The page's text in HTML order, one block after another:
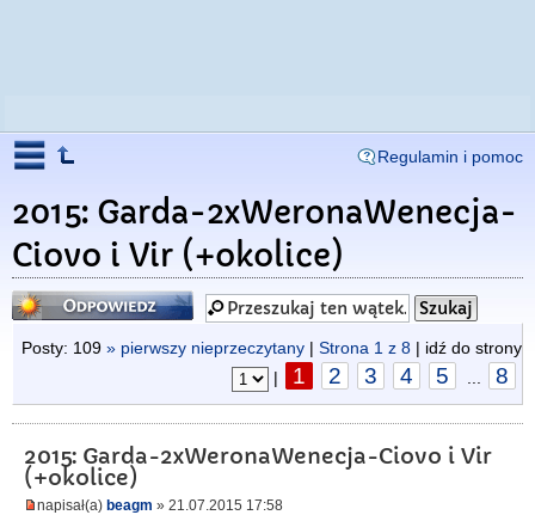
Regulamin i pomoc
2015: Garda-2xWeronaWenecja-
Ciovo i Vir (+okolice)
Odpowiedz
Posty: 109 » pierwszy nieprzeczytany | Strona 1 z 8 | idź do strony
|
1 2 3 4 5 8
2015: Garda-2xWeronaWenecja-Ciovo i Vir
(+okolice)
napisał(a) beagm » 21.07.2015 17:58